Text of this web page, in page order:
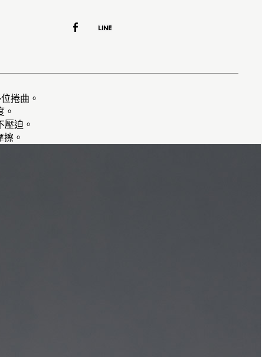
捲曲。
迫。
。